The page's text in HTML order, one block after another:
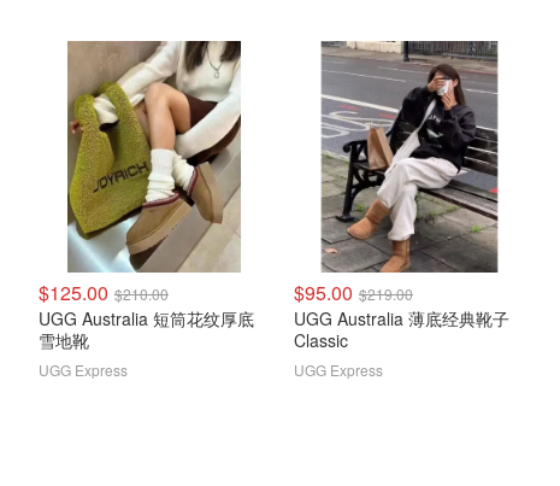
$125.00 $210.00
UGG Australia 短筒花纹厚底
雪地靴
UGG Express
$95.00 $219.00
UGG Australia 薄底经典靴子
Classic
UGG Express